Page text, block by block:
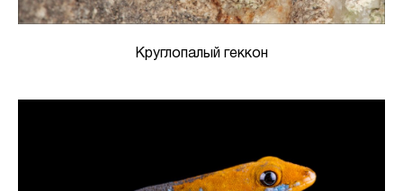
Круглопалый геккон